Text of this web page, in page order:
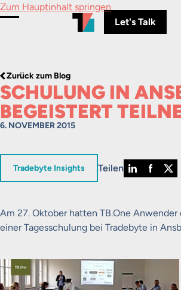
Zum Hauptinhalt springen
Menü umschalten
Let's Talk
Zurück zum Blog
SCHULUNG IN
BEGEISTERT
6. NOVEMBER 2015
in
Tradebyte Insights Teilen
Am 27. Oktober hatten TB.One
einer Tagesschulung bei Tradebyte in